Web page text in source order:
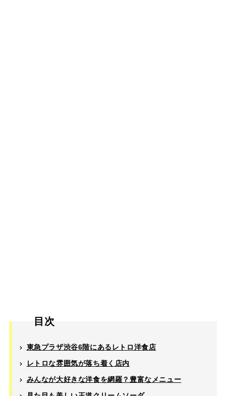
目次
東急プラザ渋谷6階にあるレトロ洋食店
レトロな雰囲気が落ち着く店内
みんなが大好きな洋食を網羅？豊富なメニュー